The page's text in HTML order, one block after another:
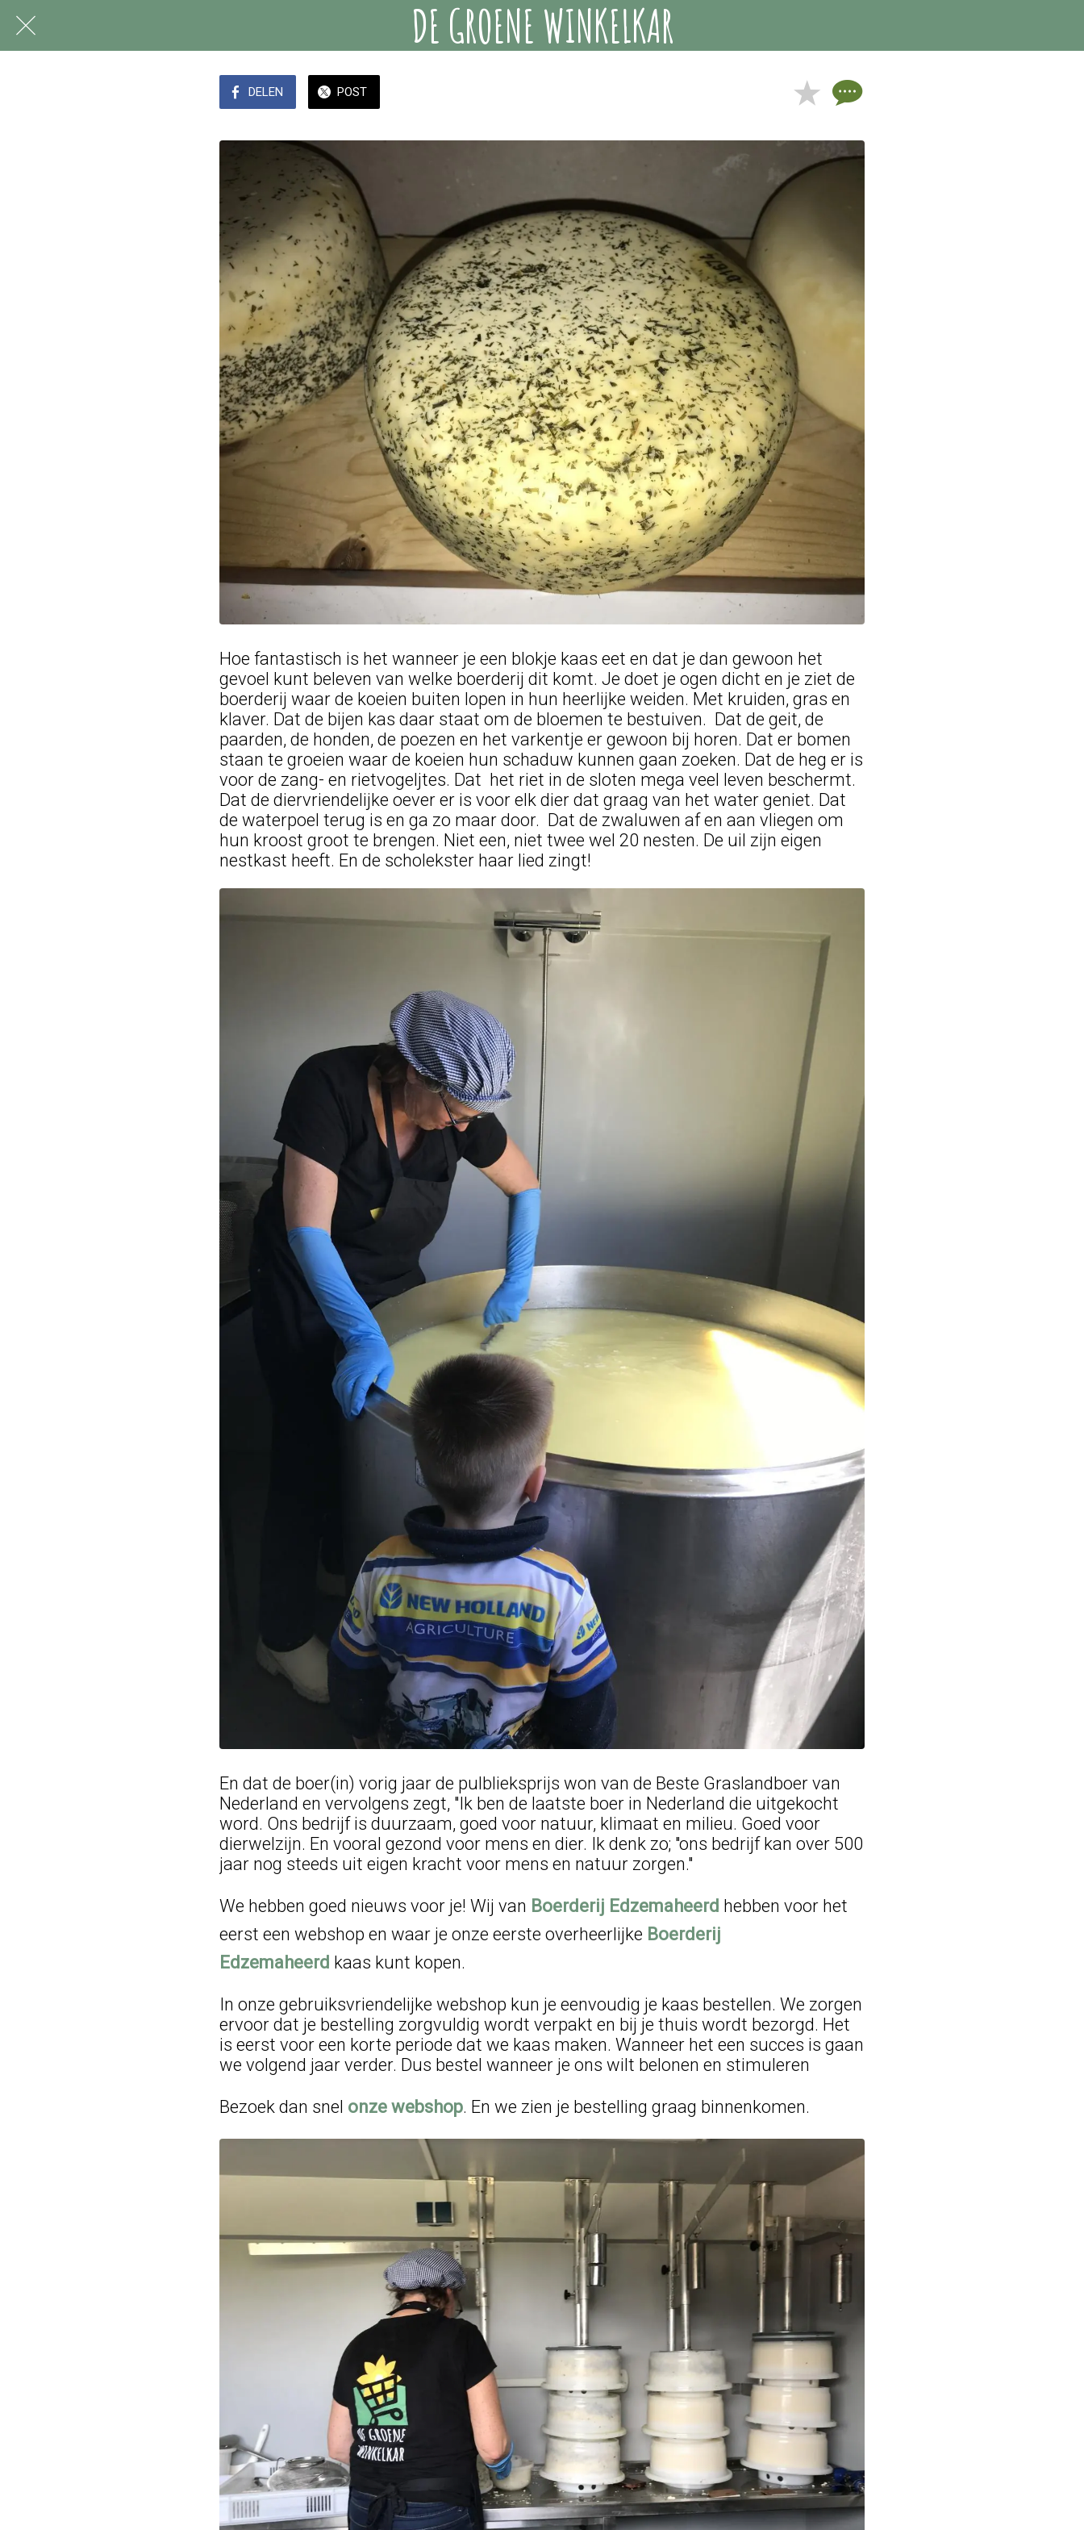
DE GROENE WINKELKAR
DELEN POST
Hoe fantastisch is het wanneer je een blokje kaas eet en dat je dan gewoon het
gevoel kunt beleven van welke boerderij dit komt. Je doet je ogen dicht en je ziet de
boerderij waar de koeien buiten lopen in hun heerlijke weiden. Met kruiden, gras en
klaver. Dat de bijen kas daar staat om de bloemen te bestuiven. Dat de geit, de
paarden, de honden, de poezen en het varkentje er gewoon bij horen. Dat er bomen
staan te groeien waar de koeien hun schaduw kunnen gaan zoeken. Dat de heg er is
voor de zang- en rietvogeljtes. Dat het riet in de sloten mega veel leven beschermt.
Dat de diervriendelijke oever er is voor elk dier dat graag van het water geniet. Dat
de waterpoel terug is en ga zo maar door. Dat de zwaluwen af en aan vliegen om
hun kroost groot te brengen. Niet een, niet twee wel 20 nesten. De uil zijn eigen
nestkast heeft. En de scholekster haar lied zingt!
En dat de boer(in) vorig jaar de pulblieksprijs won van de Beste Graslandboer van
Nederland en vervolgens zegt, "Ik ben de laatste boer in Nederland die uitgekocht
word. Ons bedrijf is duurzaam, goed voor natuur, klimaat en milieu. Goed voor
dierwelzijn. En vooral gezond voor mens en dier. Ik denk zo; "ons bedrijf kan over 500
jaar nog steeds uit eigen kracht voor mens en natuur zorgen."
We hebben goed nieuws voor je! Wij van Boerderij Edzemaheerd hebben voor het
eerst een webshop en waar je onze eerste overheerlijke Boerderij
Edzemaheerd kaas kunt kopen.
In onze gebruiksvriendelijke webshop kun je eenvoudig je kaas bestellen. We zorgen
ervoor dat je bestelling zorgvuldig wordt verpakt en bij je thuis wordt bezorgd. Het
is eerst voor een korte periode dat we kaas maken. Wanneer het een succes is gaan
we volgend jaar verder. Dus bestel wanneer je ons wilt belonen en stimuleren
Bezoek dan snel onze webshop. En we zien je bestelling graag binnenkomen.